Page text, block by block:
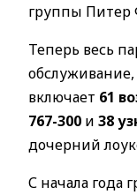
группы Питер
Теперь весь
обслуживание,
включает 61
767-300 и 38
дочерний
С начала года